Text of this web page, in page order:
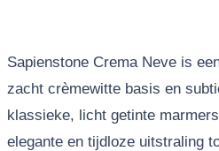
Sapienstone Crema Neve is
zacht crèmewitte basis en
klassieke, licht getinte
elegante en tijdloze uitstraling